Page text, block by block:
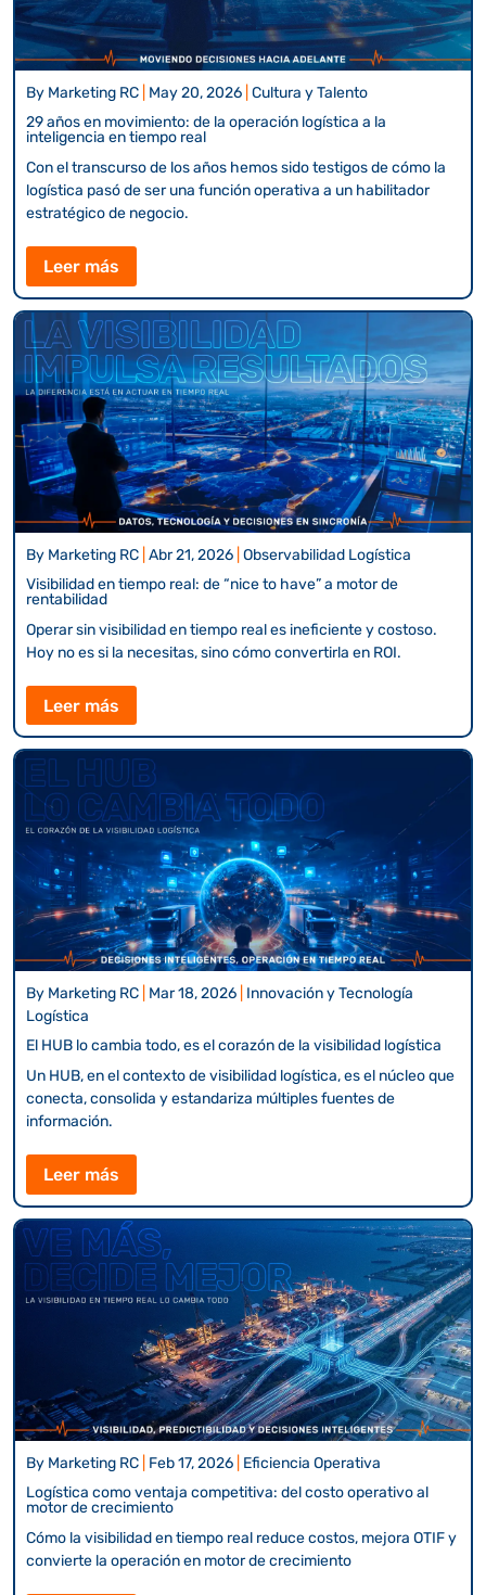
By Marketing RC May 20, 2026 Cultura y Talento
29 años en movimiento: de la operación logística a la
inteligencia en tiempo real
Con el transcurso de los años hemos sido testigos de cómo la
logística pasó de ser una función operativa a un habilitador
estratégico de negocio.
Leer más
By Marketing RC Abr 21, 2026 Observabilidad Logística
Visibilidad en tiempo real: de “nice to have” a motor de
rentabilidad
Operar sin visibilidad en tiempo real es ineficiente y costoso.
Hoy no es si la necesitas, sino cómo convertirla en ROI.
Leer más
By Marketing RC Mar 18, 2026 Innovación y Tecnología
Logística
El HUB lo cambia todo, es el corazón de la visibilidad logística
Un HUB, en el contexto de visibilidad logística, es el núcleo que
conecta, consolida y estandariza múltiples fuentes de
información.
Leer más
By Marketing RC Feb 17, 2026 Eficiencia Operativa
Logística como ventaja competitiva: del costo operativo al
motor de crecimiento
Cómo la visibilidad en tiempo real reduce costos, mejora OTIF y
convierte la operación en motor de crecimiento